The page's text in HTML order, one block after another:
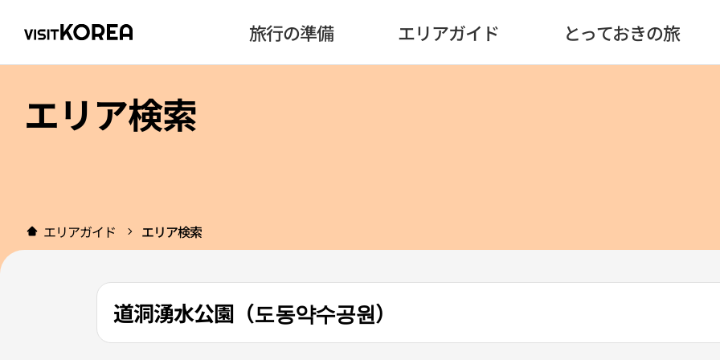
旅行の準備 エリアガイド とっておきの旅
エリア検索
エリアガイド エリア検索
道洞湧水公園（도동약수공원）